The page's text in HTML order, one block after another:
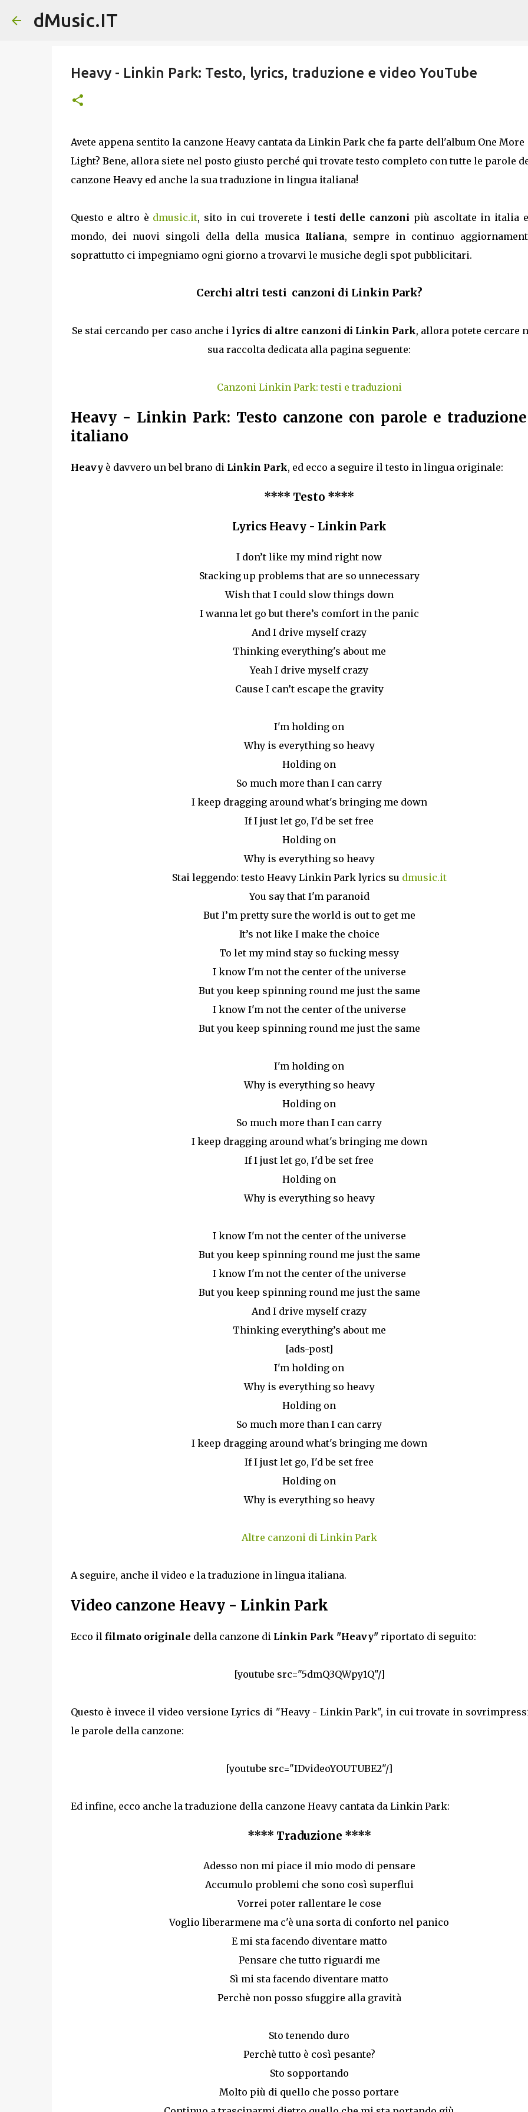
dMusic.IT
Heavy - Linkin Park: Testo, lyrics, traduzione e video YouTube
Avete appena sentito la canzone Heavy cantata da Linkin Park che fa parte dell'album One More
Light? Bene, allora siete nel posto giusto perché qui trovate testo completo con tutte le parole
canzone Heavy ed anche la sua traduzione in lingua italiana!
Questo e altro è dmusic.it, sito in cui troverete i testi delle canzoni più ascoltate in italia
mondo, dei nuovi singoli della della musica Italiana, sempre in continuo
soprattutto ci impegniamo ogni giorno a trovarvi le musiche degli spot pubblicitari.
Cerchi altri testi canzoni di Linkin Park?
Se stai cercando per caso anche i lyrics di altre canzoni di Linkin Park, allora potete cercare
sua raccolta dedicata alla pagina seguente:
Canzoni Linkin Park: testi e traduzioni
Heavy - Linkin Park: Testo canzone con parole e
italiano
Heavy è davvero un bel brano di Linkin Park, ed ecco a seguire il testo in lingua originale:
**** Testo ****
Lyrics Heavy - Linkin Park
I don’t like my mind right now
Stacking up problems that are so unnecessary
Wish that I could slow things down
I wanna let go but there’s comfort in the panic
And I drive myself crazy
Thinking everything's about me
Yeah I drive myself crazy
Cause I can’t escape the gravity
I'm holding on
Why is everything so heavy
Holding on
So much more than I can carry
I keep dragging around what's bringing me down
If I just let go, I'd be set free
Holding on
Why is everything so heavy
Stai leggendo: testo Heavy Linkin Park lyrics su dmusic.it
You say that I'm paranoid
But I’m pretty sure the world is out to get me
It’s not like I make the choice
To let my mind stay so fucking messy
I know I'm not the center of the universe
But you keep spinning round me just the same
I know I'm not the center of the universe
But you keep spinning round me just the same
I'm holding on
Why is everything so heavy
Holding on
So much more than I can carry
I keep dragging around what's bringing me down
If I just let go, I'd be set free
Holding on
Why is everything so heavy
I know I'm not the center of the universe
But you keep spinning round me just the same
I know I'm not the center of the universe
But you keep spinning round me just the same
And I drive myself crazy
Thinking everything’s about me
[ads-post]
I'm holding on
Why is everything so heavy
Holding on
So much more than I can carry
I keep dragging around what's bringing me down
If I just let go, I'd be set free
Holding on
Why is everything so heavy
Altre canzoni di Linkin Park
A seguire, anche il video e la traduzione in lingua italiana.
Video canzone Heavy - Linkin Park
Ecco il filmato originale della canzone di Linkin Park "Heavy"riportato di seguito:
[youtube src="5dmQ3QWpy1Q"/]
Questo è invece il video versione Lyrics di "Heavy - Linkin Park", in cui trovate in
le parole della canzone:
[youtube src="IDvideoYOUTUBE2"/]
Ed infine, ecco anche la traduzione della canzone Heavy cantata da Linkin Park:
**** Traduzione ****
Adesso non mi piace il mio modo di pensare
Accumulo problemi che sono così superflui
Vorrei poter rallentare le cose
Voglio liberarmene ma c'è una sorta di conforto nel panico
E mi sta facendo diventare matto
Pensare che tutto riguardi me
Sì mi sta facendo diventare matto
Perchè non posso sfuggire alla gravità
Sto tenendo duro
Perchè tutto è così pesante?
Sto sopportando
Molto più di quello che posso portare